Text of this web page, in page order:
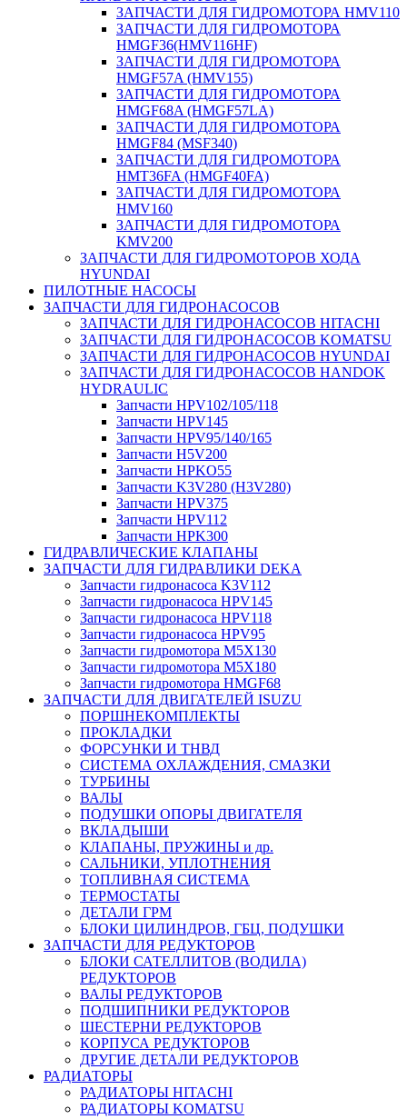
ЗАПЧАСТИ ДЛЯ ГИДРОМОТОРА HMV110
ЗАПЧАСТИ ДЛЯ ГИДРОМОТОРА
HMGF36(HMV116HF)
ЗАПЧАСТИ ДЛЯ ГИДРОМОТОРА
HMGF57A (HMV155)
ЗАПЧАСТИ ДЛЯ ГИДРОМОТОРА
HMGF68A (HMGF57LA)
ЗАПЧАСТИ ДЛЯ ГИДРОМОТОРА
HMGF84 (MSF340)
ЗАПЧАСТИ ДЛЯ ГИДРОМОТОРА
HMT36FA (HMGF40FA)
ЗАПЧАСТИ ДЛЯ ГИДРОМОТОРА
HMV160
ЗАПЧАСТИ ДЛЯ ГИДРОМОТОРА
KMV200
ЗАПЧАСТИ ДЛЯ ГИДРОМОТОРОВ ХОДА
HYUNDAI
ПИЛОТНЫЕ НАСОСЫ
ЗАПЧАСТИ ДЛЯ ГИДРОНАСОСОВ
ЗАПЧАСТИ ДЛЯ ГИДРОНАСОСОВ HITACHI
ЗАПЧАСТИ ДЛЯ ГИДРОНАСОСОВ KOMATSU
ЗАПЧАСТИ ДЛЯ ГИДРОНАСОСОВ HYUNDAI
ЗАПЧАСТИ ДЛЯ ГИДРОНАСОСОВ HANDOK
HYDRAULIC
Запчасти HPV102/105/118
Запчасти HPV145
Запчасти HPV95/140/165
Запчасти H5V200
Запчасти HPKO55
Запчасти K3V280 (H3V280)
Запчасти HPV375
Запчасти HPV112
Запчасти HPK300
ГИДРАВЛИЧЕСКИЕ КЛАПАНЫ
ЗАПЧАСТИ ДЛЯ ГИДРАВЛИКИ DEKA
Запчасти гидронасоса K3V112
Запчасти гидронасоса HPV145
Запчасти гидронасоса HPV118
Запчасти гидронасоса HPV95
Запчасти гидромотора M5X130
Запчасти гидромотора M5X180
Запчасти гидромотора HMGF68
ЗАПЧАСТИ ДЛЯ ДВИГАТЕЛЕЙ ISUZU
ПОРШНЕКОМПЛЕКТЫ
ПРОКЛАДКИ
ФОРСУНКИ И ТНВД
СИСТЕМА ОХЛАЖДЕНИЯ, СМАЗКИ
ТУРБИНЫ
ВАЛЫ
ПОДУШКИ ОПОРЫ ДВИГАТЕЛЯ
ВКЛАДЫШИ
КЛАПАНЫ, ПРУЖИНЫ и др.
САЛЬНИКИ, УПЛОТНЕНИЯ
ТОПЛИВНАЯ СИСТЕМА
ТЕРМОСТАТЫ
ДЕТАЛИ ГРМ
БЛОКИ ЦИЛИНДРОВ, ГБЦ, ПОДУШКИ
ЗАПЧАСТИ ДЛЯ РЕДУКТОРОВ
БЛОКИ САТЕЛЛИТОВ (ВОДИЛА)
РЕДУКТОРОВ
ВАЛЫ РЕДУКТОРОВ
ПОДШИПНИКИ РЕДУКТОРОВ
ШЕСТЕРНИ РЕДУКТОРОВ
КОРПУСА РЕДУКТОРОВ
ДРУГИЕ ДЕТАЛИ РЕДУКТОРОВ
РАДИАТОРЫ
РАДИАТОРЫ HITACHI
РАДИАТОРЫ KOMATSU